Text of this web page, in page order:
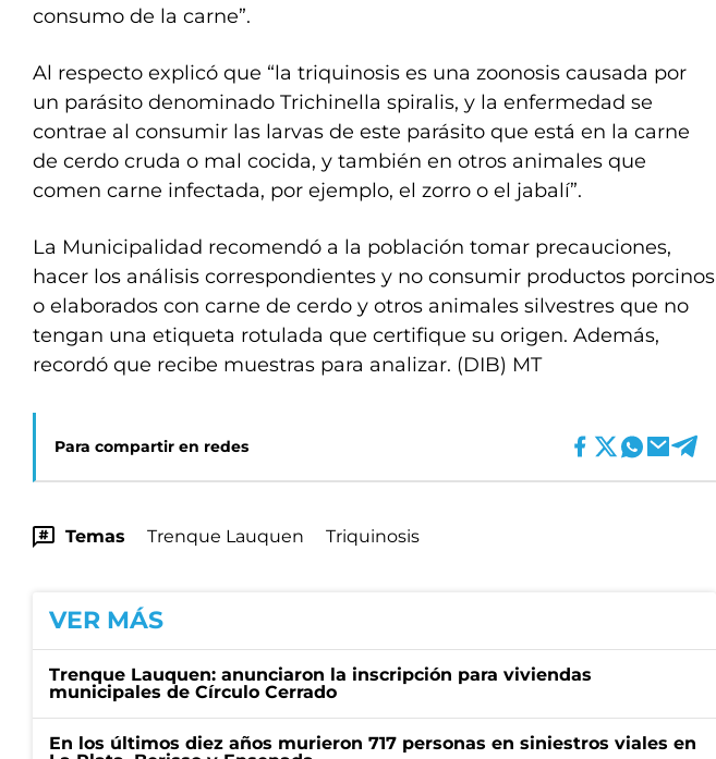
consumo de la carne”.
Al respecto explicó que “la triquinosis es una zoonosis causada por
un parásito denominado Trichinella spiralis, y la enfermedad se
contrae al consumir las larvas de este parásito que está en la carne
de cerdo cruda o mal cocida, y también en otros animales que
comen carne infectada, por ejemplo, el zorro o el jabalí”.
La Municipalidad recomendó a la población tomar precauciones,
hacer los análisis correspondientes y no consumir productos porcinos
o elaborados con carne de cerdo y otros animales silvestres que no
tengan una etiqueta rotulada que certifique su origen. Además,
recordó que recibe muestras para analizar. (DIB) MT
Para compartir en redes
Temas Trenque Lauquen Triquinosis
VER MÁS
Trenque Lauquen: anunciaron la inscripción para viviendas
municipales de Círculo Cerrado
En los últimos diez años murieron 717 personas en siniestros viales en